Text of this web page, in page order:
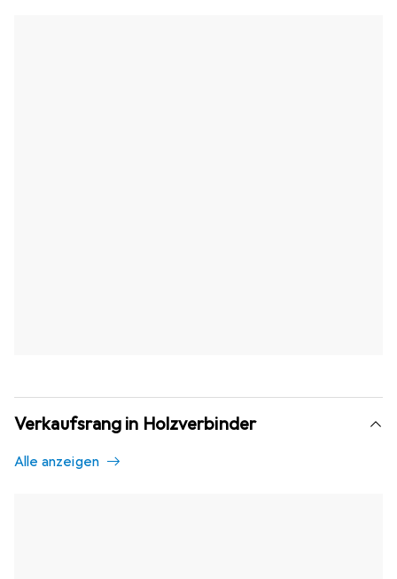
Verkaufsrang in Holzverbinder
Alle anzeigen